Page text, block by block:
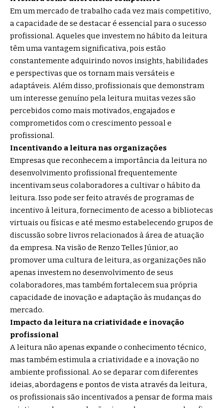
Em um mercado de trabalho cada vez mais competitivo,
a capacidade de se destacar é essencial para o sucesso
profissional. Aqueles que investem no hábito da leitura
têm uma vantagem significativa, pois estão
constantemente adquirindo novos insights, habilidades
e perspectivas que os tornam mais versáteis e
adaptáveis. Além disso, profissionais que demonstram
um interesse genuíno pela leitura muitas vezes são
percebidos como mais motivados, engajados e
comprometidos com o crescimento pessoal e
profissional.
Incentivando a leitura nas organizações
Empresas que reconhecem a importância da leitura no
desenvolvimento profissional frequentemente
incentivam seus colaboradores a cultivar o hábito da
leitura. Isso pode ser feito através de programas de
incentivo à leitura, fornecimento de acesso a bibliotecas
virtuais ou físicas e até mesmo estabelecendo grupos de
discussão sobre livros relacionados à área de atuação
da empresa. Na visão de Renzo Telles Júnior, ao
promover uma cultura de leitura, as organizações não
apenas investem no desenvolvimento de seus
colaboradores, mas também fortalecem sua própria
capacidade de inovação e adaptação às mudanças do
mercado.
Impacto da leitura na criatividade e inovação
profissional
A leitura não apenas expande o conhecimento técnico,
mas também estimula a criatividade e a inovação no
ambiente profissional. Ao se deparar com diferentes
ideias, abordagens e pontos de vista através da leitura,
os profissionais são incentivados a pensar de forma mais